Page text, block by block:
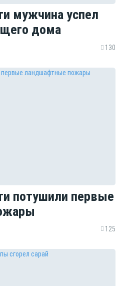
мужчина успел
дома
130
потушили первые
125